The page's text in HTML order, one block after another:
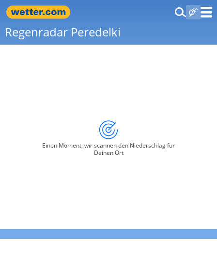
Regenradar Peredelki
Einen Moment, wir scannen den Niederschlag für
Deinen Ort